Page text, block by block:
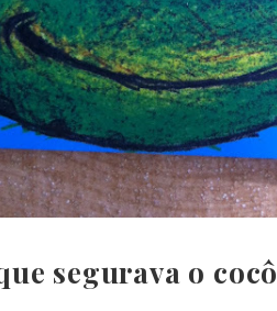
segurava o cocô